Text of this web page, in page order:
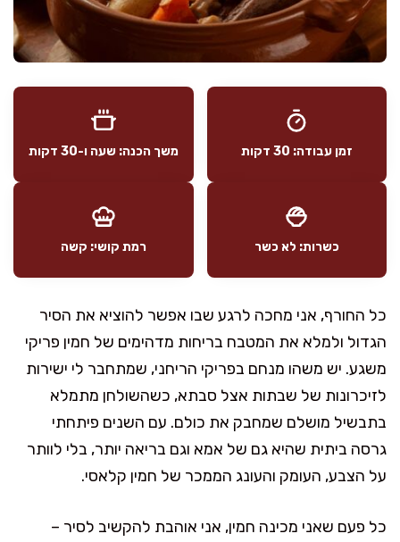
זמן עבודה: 30 דקות משך הכנה: שעה ו-30 דקות
כשרות: לא כשר רמת קושי: קשה
כל החורף, אני מחכה לרגע שבו אפשר להוציא את הסיר
הגדול ולמלא את המטבח בריחות מדהימים של חמין פריקי
משגע. יש משהו מנחם בפריקי הריחני, שמתחבר לי ישירות
לזיכרונות של שבתות אצל סבתא, כשהשולחן מתמלא
בתבשיל מושלם שמחבק את כולם. עם השנים פיתחתי
גרסה ביתית שהיא גם של אמא וגם בריאה יותר, בלי לוותר
על הצבע, העומק והעונג הממכר של חמין קלאסי.
כל פעם שאני מכינה חמין, אני אוהבת להקשיב לסיר –